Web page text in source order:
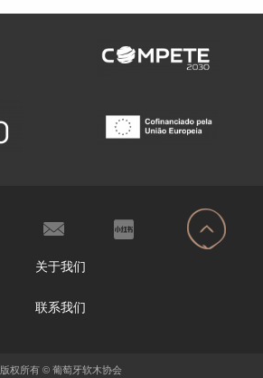
关于我们
联系我们
版权所有 © 葡萄牙软木协会